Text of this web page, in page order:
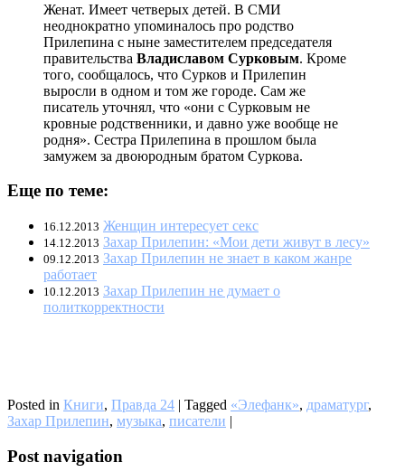
Женат. Имеет четверых детей. В СМИ
неоднократно упоминалось про родство
Прилепина с ныне заместителем председателя
правительства Владиславом Сурковым. Кроме
того, сообщалось, что Сурков и Прилепин
выросли в одном и том же городе. Сам же
писатель уточнял, что «они с Сурковым не
кровные родственники, и давно уже вообще не
родня». Сестра Прилепина в прошлом была
замужем за двоюродным братом Суркова.
Еще по теме:
16.12.2013 Женщин интересует секс
14.12.2013 Захар Прилепин: «Мои дети живут в лесу»
09.12.2013 Захар Прилепин не знает в каком жанре
работает
10.12.2013 Захар Прилепин не думает о
политкорректности
Posted in Книги, Правда 24 | Tagged «Элефанк», драматург,
Захар Прилепин, музыка, писатели |
Post navigation